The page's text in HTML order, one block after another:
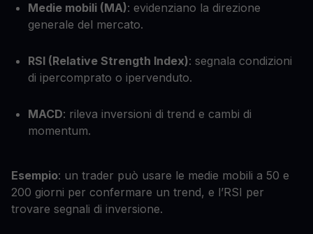
Medie mobili (MA): evidenziano la direzione
generale del mercato.
RSI (Relative Strength Index): segnala condizioni
di ipercomprato o ipervenduto.
MACD: rileva inversioni di trend e cambi di
momentum.
Esempio: un trader può usare le medie mobili a 50 e
200 giorni per confermare un trend, e l’RSI per
trovare segnali di inversione.